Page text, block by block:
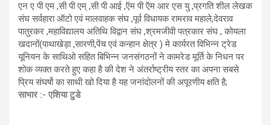
एन ए पी एम ,सी पी एम् ,सी पी आई ,ऍम पी ऍम आर एस यु ,प्रगति शील लेखक
संघ सर्वहारा ऑटो एवं मालवाहक संघ ,पूर्व विधायक रामराव महाले,देवराव
पातुरकर ,महाविद्यालय अतिथि विद्वान संघ ,श्रमजीवी पत्रकार संघ , कोयला
खदानों(पाथाखेड़ा ,सारणी,पेंच एवं कन्हान क्षेत्र ) मे कार्यरत विभिन्न ट्रेड
यूनियन के साथिओ सहित बिभिन्न जनसंगठनों ने कामरेड मूर्ति के निधन पर
शोक व्यक्त करते हुए कहा है की देश ने अंतर्राष्ट्रीय स्तर का अपना सबसे
प्रिय संघर्षो का साथी खो दिया है यह जनांदोलनों की अपूरणीय क्षति है;
साभार :- एशिया टुडे